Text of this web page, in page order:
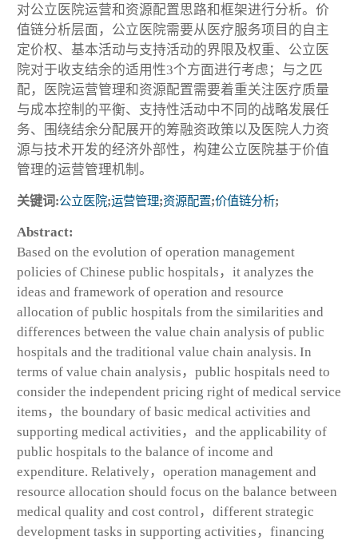
对公立医院运营和资源配置思路和框架进行分析。价
值链分析层面，公立医院需要从医疗服务项目的自主
定价权、基本活动与支持活动的界限及权重、公立医
院对于收支结余的适用性3个方面进行考虑；与之匹
配，医院运营管理和资源配置需要着重关注医疗质量
与成本控制的平衡、支持性活动中不同的战略发展任
务、围绕结余分配展开的筹融资政策以及医院人力资
源与技术开发的经济外部性，构建公立医院基于价值
管理的运营管理机制。
关键词:公立医院;运营管理;资源配置;价值链分析;
Abstract:
Based on the evolution of operation management
policies of Chinese public hospitals，it analyzes the
ideas and framework of operation and resource
allocation of public hospitals from the similarities and
differences between the value chain analysis of public
hospitals and the traditional value chain analysis. In
terms of value chain analysis，public hospitals need to
consider the independent pricing right of medical service
items，the boundary of basic medical activities and
supporting medical activities，and the applicability of
public hospitals to the balance of income and
expenditure. Relatively，operation management and
resource allocation should focus on the balance between
medical quality and cost control，different strategic
development tasks in supporting activities，financing